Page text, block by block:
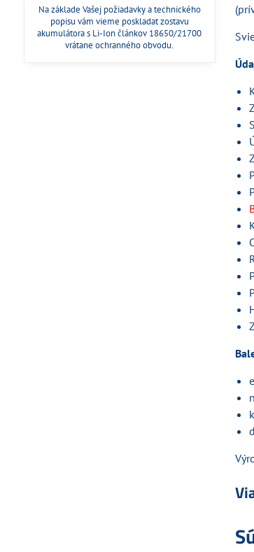
Na základe Vašej požiadavky a technického
popisu vám vieme poskladat zostavu
akumulátora s Li-Ion článkov 18650/21700
vrátane ochranného obvodu.